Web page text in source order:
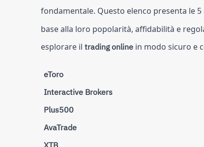
fondamentale. Questo elenco presenta le
base alla loro popolarità, affidabilità e
esplorare il trading online in modo sicuro e
eToro
Interactive Brokers
Plus500
AvaTrade